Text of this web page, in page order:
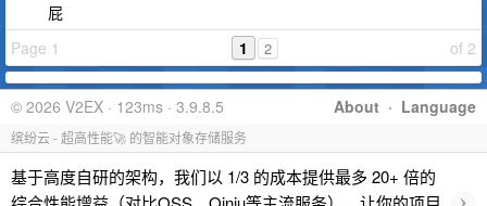
屁
Page 1
of 2
1 2
About · Language
© 2026 V2EX · 123ms · 3.9.8.5
缤纷云 - 超高性能🚀 的智能对象存储服务
基于高度自研的架构，我们以 1/3 的成本提供最多 20+ 倍的
›